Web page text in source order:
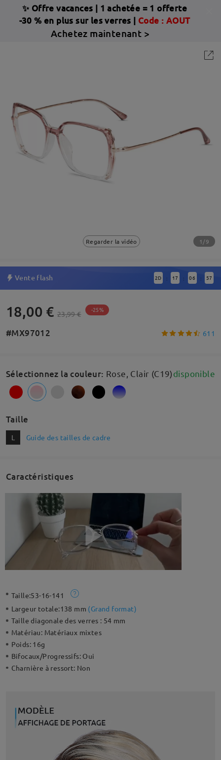
✨ Offre vacances | 1 achetée = 1 offerte
-30 % en plus sur les verres | Code : AOUT
Achetez maintenant >
Regarder la vidéo 1/9
Vente flash 2D : 17 : 06 : 57
18,00 € 23,99 € -25%
#MX97012 611
Sélectionnez la couleur: Rose, Clair (C19)disponible
Taille
L Guide des tailles de cadre
Caractéristiques
Taille:53-16-141
Largeur totale:138 mm (Grand format)
Taille diagonale des verres : 54 mm
Matériau: Matériaux mixtes
Poids: 16g
Bifocaux/Progressifs: Oui
Charnière à ressort: Non